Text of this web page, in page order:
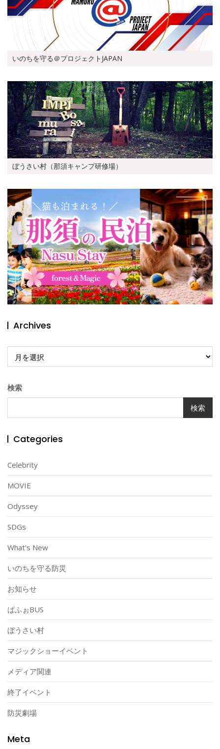
いのちを守る＠プロジェクトJAPAN
ぼうさい村（那須キャンプ研修場）
Archives
Archives
検索
検索
Categories
Celebrity
MOVIE
Odyssey
SDGs
What's New
いのちを守る防災
お知らせ
ぱふぉBUS
ぼうさい村
マジックショーイベント
メディア関連
終了イベント
防災劇場
Meta